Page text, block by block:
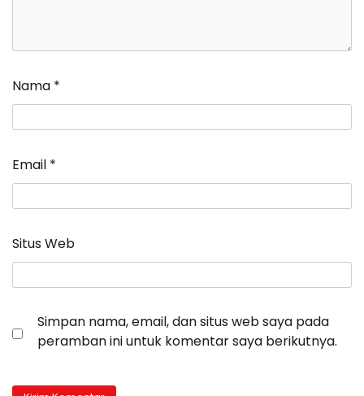
Nama *
Email *
Situs Web
Simpan nama, email, dan situs web saya pada
peramban ini untuk komentar saya berikutnya.